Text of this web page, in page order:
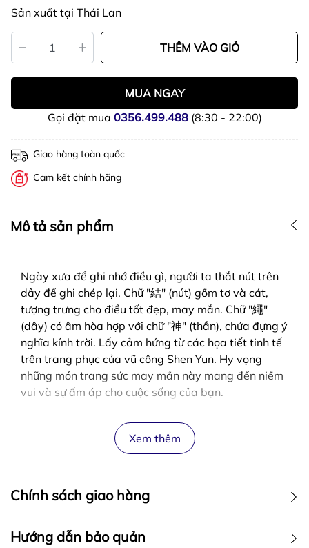
Sản xuất tại Thái Lan
THÊM VÀO GIỎ
MUA NGAY
Gọi đặt mua 0356.499.488(8:30 - 22:00)
Giao hàng toàn quốc
Cam kết chính hãng
Mô tả sản phẩm
Ngày xưa để ghi nhớ điều gì, người ta thắt nút trên
dây để ghi chép lại. Chữ "結" (nút) gồm tơ và cát,
tượng trưng cho điều tốt đẹp, may mắn. Chữ "繩"
(dây) có âm hòa hợp với chữ "神" (thần), chứa đựng ý
nghĩa kính trời. Lấy cảm hứng từ các họa tiết tinh tế
trên trang phục của vũ công Shen Yun. Hy vọng
những món trang sức may mắn này mang đến niềm
vui và sự ấm áp cho cuộc sống của bạn.
Xem thêm
Chính sách giao hàng
Hướng dẫn bảo quản